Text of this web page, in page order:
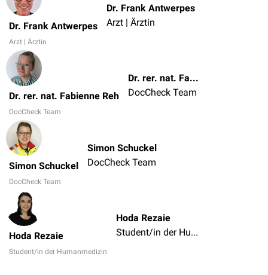
Dr. Frank Antwerpes
Arzt | Ärztin
Dr. Frank Antwerpes
Arzt | Ärztin
Dr. rer. nat. Fabienne Reh
DocCheck Team
Dr. rer. nat. Fabienne Reh
DocCheck Team
Simon Schuckel
DocCheck Team
Simon Schuckel
DocCheck Team
Hoda Rezaie
Student/in der Humanmedizin
Hoda Rezaie
Student/in der Humanmedizin